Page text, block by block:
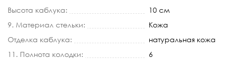
Высота каблука:
10 см
9. Материал стельки:
Кожа
Отделка каблука:
натуральная кожа
11. Полнота колодки:
6